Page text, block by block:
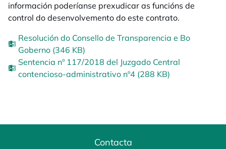
información poderíanse prexudicar as funcións de
control do desenvolvemento do este contrato.
Resolución do Consello de Transparencia e Bo
Goberno (346 KB)
Sentencia nº 117/2018 del Juzgado Central
contencioso-administrativo nº4 (288 KB)
Contacta